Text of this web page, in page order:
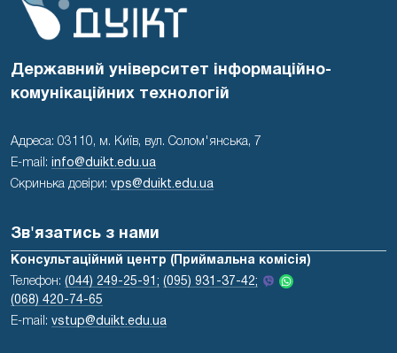
Державний університет інформаційно-
комунікаційних технологій
Адреса: 03110, м. Київ, вул. Солом'янська, 7
E-mail: info@duikt.edu.ua
Скринька довіри: vps@duikt.edu.ua
Зв'язатись з нами
Консультаційний центр (Приймальна комісія)
Телефон: (044) 249-25-91; (095) 931-37-42;
(068) 420-74-65
E-mail: vstup@duikt.edu.ua